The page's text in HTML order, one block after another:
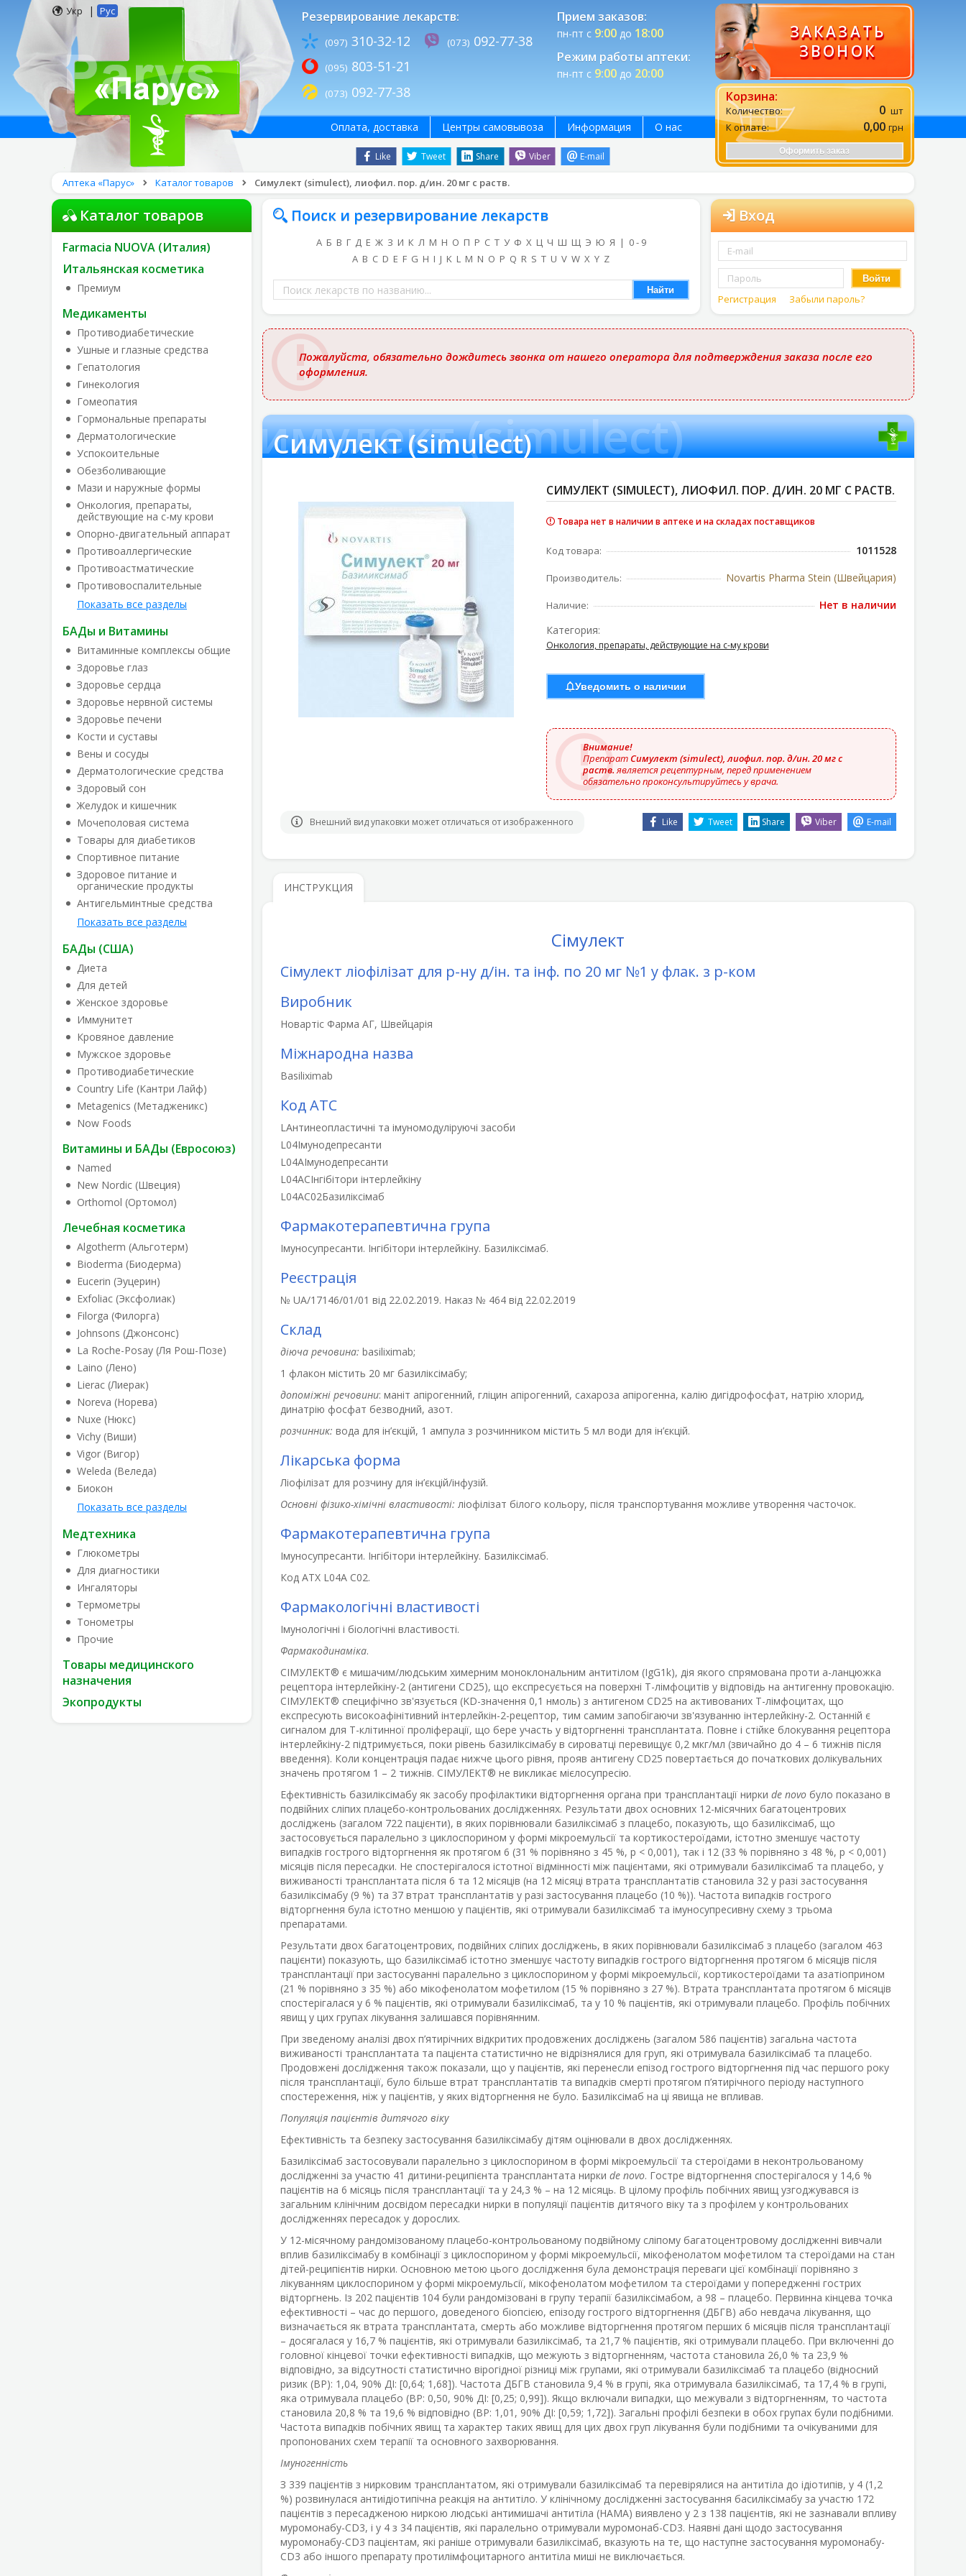
Укр | Рус Резервирование лекарств:
(097) 310-32-12
(095) 803-51-21
(073) 092-77-38
(073) 092-77-38
Прием заказов:
пн-пт с 9:00до 18:00
Режим работы аптеки:
пн-пт с 9:00до 20:00
ЗАКАЗАТЬ
ЗВОНОК
Корзина:
Количество: 0 шт
К оплате:
0,00 грн
Оформить заказ
Like Tweet Share Viber E-mail
Оплата, доставка Центры самовывоза Информация О нас
Аптека «Парус» Каталог товаров Симулект (simulect), лиофил. пор. д/ин. 20 мг с раств.
Каталог товаров
Farmacia NUOVA (Италия)
Итальянская косметика
Премиум
Медикаменты
Противодиабетические
Ушные и глазные средства
Гепатология
Гинекология
Гомеопатия
Гормональные препараты
Дерматологические
Успокоительные
Обезболивающие
Мази и наружные формы
Онкология, препараты,
действующие на с-му крови
Опорно-двигательный аппарат
Противоаллергические
Противоастматические
Противовоспалительные
Показать все разделы
БАДы и Витамины
Витаминные комплексы общие
Здоровье глаз
Здоровье сердца
Здоровье нервной системы
Здоровье печени
Кости и суставы
Вены и сосуды
Дерматологические средства
Здоровый сон
Желудок и кишечник
Мочеполовая система
Товары для диабетиков
Спортивное питание
Здоровое питание и
органические продукты
Антигельминтные средства
Показать все разделы
БАДы (США)
Диета
Для детей
Женское здоровье
Иммунитет
Кровяное давление
Мужское здоровье
Противодиабетические
Country Life (Кантри Лайф)
Metagenics (Метадженикс)
Now Foods
Витамины и БАДы (Евросоюз)
Named
New Nordic (Швеция)
Orthomol (Ортомол)
Лечебная косметика
Algotherm (Альготерм)
Bioderma (Биодерма)
Eucerin (Эуцерин)
Exfoliac (Эксфолиак)
Filorga (Филорга)
Johnsons (Джонсонс)
La Roche-Posay (Ля Рош-Позе)
Laino (Лено)
Lierac (Лиерак)
Noreva (Норева)
Nuxe (Нюкс)
Vichy (Виши)
Vigor (Вигор)
Weleda (Веледа)
Биокон
Показать все разделы
Медтехника
Глюкометры
Для диагностики
Ингаляторы
Термометры
Тонометры
Прочие
Товары медицинского
назначения
Экопродукты
Поиск и резервирование лекарств
А Б В Г Д Е Ж З И К Л М Н О П Р С Т У Ф Х Ц Ч Ш Щ Э Ю Я | 0 - 9
A B C D E F G H I J K L M N O P Q R S T U V W X Y Z
Поиск
лекарств
по
названию
Найти
Вход
Войти
Регистрация Забыли пароль?
Пожалуйста, обязательно дождитесь звонка от нашего оператора для подтверждения заказа после его
оформления.
Симулект (simulect)
Симулект (simulect)
СИМУЛЕКТ (SIMULECT), ЛИОФИЛ. ПОР. Д/ИН. 20 МГ С РАСТВ.
Товара нет в наличии в аптеке и на складах поставщиков
Код товара: 1011528
Производитель: Novartis Pharma Stein (Швейцария)
Наличие:
Нет в наличии
Категория:
Онкология, препараты, действующие на с-му крови
Уведомить о наличии
Внимание!
Препарат Симулект (simulect), лиофил. пор. д/ин. 20 мг с
раств.является рецептурным, перед применением
обязательно проконсультируйтесь у врача.
Внешний вид упаковки может отличаться от изображенного Like Tweet Share Viber E-mail
ИНСТРУКЦИЯ
Сімулект
Сімулект ліофілізат для р-ну д/ін. та інф. по 20 мг №1 у флак. з р-ком
Виробник
Новартіс Фарма АГ, Швейцарія
Міжнародна назва
Basiliximab
Код АТС
LАнтинеопластичні та імуномодуліруючі засоби
L04Імунодепресанти
L04AІмунодепресанти
L04ACІнгібітори інтерлейкіну
L04AC02Базиліксімаб
Фармакотерапевтична група
Імуносупресанти. Інгібітори інтерлейкіну. Базиліксімаб.
Реєстрація
№ UA/17146/01/01 від 22.02.2019. Наказ № 464 від 22.02.2019
Склад
діюча речовина: basiliximab;
1 флакон містить 20 мг базиліксімабу;
допоміжні речовини: маніт апірогенний, гліцин апірогенний, сахароза апірогенна, калію дигідрофосфат, натрію хлорид,
динатрію фосфат безводний, азот.
розчинник: вода для ін’єкцій, 1 ампула з розчинником містить 5 мл води для ін’єкцій.
Лікарська форма
Ліофілізат для розчину для ін’єкцій/інфузій.
Основні фізико-хімічні властивості: ліофілізат білого кольору, після транспортування можливе утворення часточок.
Фармакотерапевтична група
Імуносупресанти. Інгібітори інтерлейкіну. Базиліксімаб.
Код АТХ L04A C02.
Фармакологічні властивості
Імунологічні і біологічні властивості.
Фармакодинаміка.
СІМУЛЕКТ® є мишачим/людським химерним моноклональним антитілом (IgG1k), дія якого спрямована проти a-ланцюжка
рецептора інтерлейкіну-2 (антигени CD25), що експресується на поверхні Т-лімфоцитів у відповідь на антигенну провокацію.
СІМУЛЕКТ® специфічно зв'язується (KD-значення 0,1 нмоль) з антигеном CD25 на активованих Т-лімфоцитах, що
експресують високоафінітивний інтерлейкін-2-рецептор, тим самим запобігаючи зв'язуванню інтерлейкіну-2. Останній є
сигналом для Т-клітинної проліферації, що бере участь у відторгненні трансплантата. Повне і стійке блокування рецептора
інтерлейкіну-2 підтримується, поки рівень базиліксімабу в сироватці перевищує 0,2 мкг/мл (звичайно до 4 – 6 тижнів після
введення). Коли концентрація падає нижче цього рівня, прояв антигену CD25 повертається до початкових долікувальних
значень протягом 1 – 2 тижнів. СІМУЛЕКТ® не викликає мієлосупресію.
Ефективність базиліксімабу як засобу профілактики відторгнення органа при трансплантації нирки de novoбуло показано в
подвійних сліпих плацебо-контрольованих дослідженнях. Результати двох основних 12-місячних багатоцентрових
досліджень (загалом 722 пацієнти), в яких порівнювали базиліксімаб з плацебо, показують, що базиліксімаб, що
застосовується паралельно з циклоспорином у формі мікроемульсії та кортикостероїдами, істотно зменшує частоту
випадків гострого відторгнення як протягом 6 (31 % порівняно з 45 %, р < 0,001), так і 12 (33 % порівняно з 48 %, р < 0,001)
місяців після пересадки. Не спостерігалося істотної відмінності між пацієнтами, які отримували базиліксімаб та плацебо, у
виживаності трансплантата після 6 та 12 місяців (на 12 місяці втрата трансплантатів становила 32 у разі застосування
базиліксімабу (9 %) та 37 втрат трансплантатів у разі застосування плацебо (10 %)). Частота випадків гострого
відторгнення була істотно меншою у пацієнтів, які отримували базиліксімаб та імуносупресивну схему з трьома
препаратами.
Результати двох багатоцентрових, подвійних сліпих досліджень, в яких порівнювали базиліксімаб з плацебо (загалом 463
пацієнти) показують, що базиліксімаб істотно зменшує частоту випадків гострого відторгнення протягом 6 місяців після
трансплантації при застосуванні паралельно з циклоспорином у формі мікроемульсії, кортикостероїдами та азатіоприном
(21 % порівняно з 35 %) або мікофенолатом мофетилом (15 % порівняно з 27 %). Втрата трансплантата протягом 6 місяців
спостерігалася у 6 % пацієнтів, які отримували базиліксімаб, та у 10 % пацієнтів, які отримували плацебо. Профіль побічних
явищ у цих групах лікування залишався порівнянним.
При зведеному аналізі двох п’ятирічних відкритих продовжених досліджень (загалом 586 пацієнтів) загальна частота
виживаності трансплантата та пацієнта статистично не відрізнялися для груп, які отримувала базиліксімаб та плацебо.
Продовжені дослідження також показали, що у пацієнтів, які перенесли епізод гострого відторгнення під час першого року
після трансплантації, було більше втрат трансплантатів та випадків смерті протягом п’ятирічного періоду наступного
спостереження, ніж у пацієнтів, у яких відторгнення не було. Базиліксімаб на ці явища не впливав.
Популяція пацієнтів дитячого віку
Ефективність та безпеку застосування базиліксімабу дітям оцінювали в двох дослідженнях.
Базиліксімаб застосовували паралельно з циклоспорином в формі мікроемульсії та стероїдами в неконтрольованому
дослідженні за участю 41 дитини-реципієнта трансплантата нирки de novo. Гостре відторгнення спостерігалося у 14,6 %
пацієнтів на 6 місяць після трансплантації та у 24,3 % – на 12 місяць. В цілому профіль побічних явищ узгоджувався із
загальним клінічним досвідом пересадки нирки в популяції пацієнтів дитячого віку та з профілем у контрольованих
дослідженнях пересадок у дорослих.
У 12-місячному рандомізованому плацебо-контрольованому подвійному сліпому багатоцентровому дослідженні вивчали
вплив базиліксімабу в комбінації з циклоспорином у формі мікроемульсії, мікофенолатом мофетилом та стероїдами на стан
дітей-реципієнтів нирки. Основною метою цього дослідження була демонстрація переваги цієї комбінації порівняно з
лікуванням циклоспорином у формі мікроемульсії, мікофенолатом мофетилом та стероїдами у попередженні гострих
відторгнень. Із 202 пацієнтів 104 були рандомізовані в групу терапії базиліксімабом, а 98 – плацебо. Первинна кінцева точка
ефективності – час до першого, доведеного біопсією, епізоду гострого відторгнення (ДБГВ) або невдача лікування, що
визначається як втрата трансплантата, смерть або можливе відторгнення протягом перших 6 місяців після трансплантації
– досягалася у 16,7 % пацієнтів, які отримували базиліксімаб, та 21,7 % пацієнтів, які отримували плацебо. При включенні до
головної кінцевої точки ефективності випадків, що межують з відторгненням, частота становила 26,0 % та 23,9 %
відповідно, за відсутності статистично вірогідної різниці між групами, які отримували базиліксімаб та плацебо (відносний
ризик (BP): 1,04, 90% ДІ: [0,64; 1,68]). Частота ДБГВ становила 9,4 % в групі, яка отримувала базиліксімаб, та 17,4 % в групі,
яка отримувала плацебо (ВР: 0,50, 90% ДІ: [0,25; 0,99]). Якщо включали випадки, що межували з відторгненням, то частота
становила 20,8 % та 19,6 % відповідно (ВР: 1,01, 90% ДІ: [0,59; 1,72]). Загальні профілі безпеки в обох групах були подібними.
Частота випадків побічних явищ та характер таких явищ для цих двох груп лікування були подібними та очікуваними для
пропонованих схем терапії та основного захворювання.
Імуногенність
З 339 пацієнтів з нирковим трансплантатом, які отримували базиліксімаб та перевірялися на антитіла до ідіотипів, у 4 (1,2
%) розвинулася антиідіотипічна реакція на антитіло. У клінічному дослідженні застосування басиліксімабу за участю 172
пацієнтів з пересадженою ниркою людські антимишачі антитіла (HAMA) виявлено у 2 з 138 пацієнтів, які не зазнавали впливу
муромонабу-CD3, і у 4 з 34 пацієнтів, які паралельно отримували муромонаб-CD3. Наявні дані щодо застосування
муромонабу-CD3 пацієнтам, які раніше отримували базиліксімаб, вказують на те, що наступне застосування муромонабу-
CD3 або іншого препарату протилімфоцитарного антитіла миші не виключається.